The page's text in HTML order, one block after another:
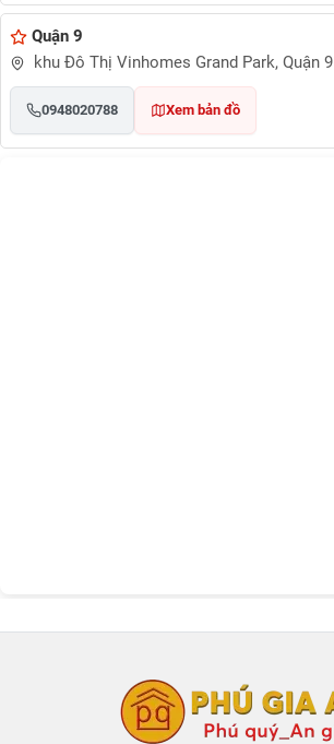
Quận 9
khu Đô Thị Vinhomes Grand Park, Quận 9
0948020788 Xem bản đồ